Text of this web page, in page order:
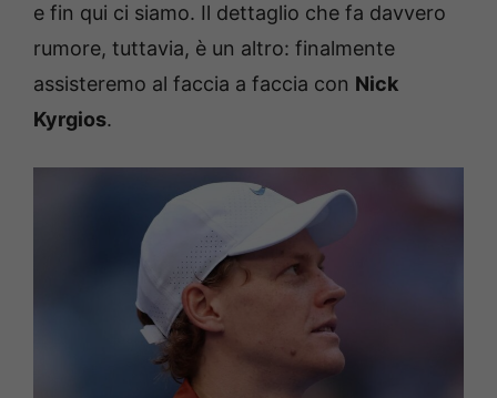
e fin qui ci siamo. Il dettaglio che fa davvero
rumore, tuttavia, è un altro: finalmente
assisteremo al faccia a faccia con Nick
Kyrgios.